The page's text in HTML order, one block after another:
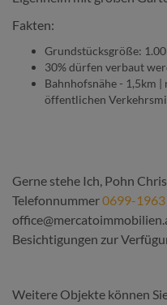
Fakten:
Grundstücksgröße:
30% dürfen verbaut
Bahnhofsnähe - 1,5km
öffentlichen
Gerne stehe Ich, Pohn
Telefonnummer0699-1963
Besichtigungen zur
Weitere Objekte können